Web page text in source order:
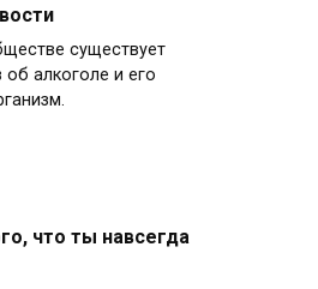
существует
алкоголе и его
что ты навсегда